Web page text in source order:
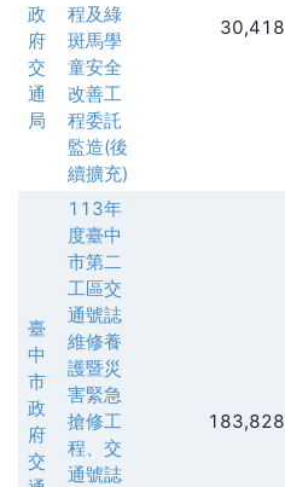
政
府
交
通
局
程及綠
斑馬學
童安全
改善工
程委託
監造(後
續擴充)
30,418
臺
中
市
政
府
交
113年
度臺中
市第二
工區交
通號誌
維修養
護暨災
害緊急
搶修工
程、交
通號誌
183,828